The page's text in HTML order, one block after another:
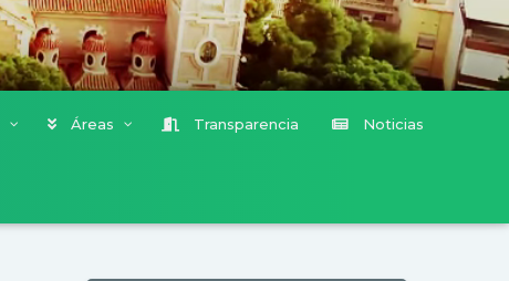
Áreas Transparencia Noticias